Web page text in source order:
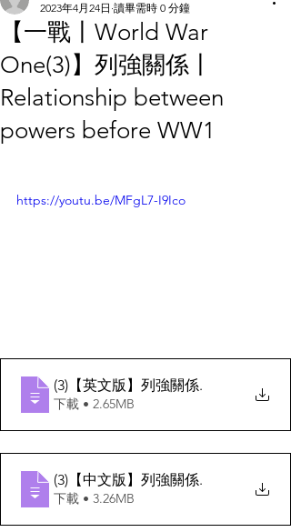
【一戰丨World War
One(3)】列強關係丨
Relationship between
powers before WW1
2023年4月24日 讀畢需時 0 分鐘
https://youtu.be/MFgL7-I9Ico
(3)【英文版】列強關係.
下載 • 2.65MB
(3)【中文版】列強關係.
下載 • 3.26MB